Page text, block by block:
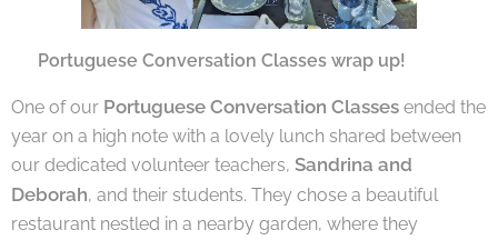
Portuguese Conversation Classes wrap up!
One of our Portuguese Conversation Classes ended the
year on a high note with a lovely lunch shared between
our dedicated volunteer teachers, Sandrina and
Deborah, and their students. They chose a beautiful
restaurant nestled in a nearby garden, where they